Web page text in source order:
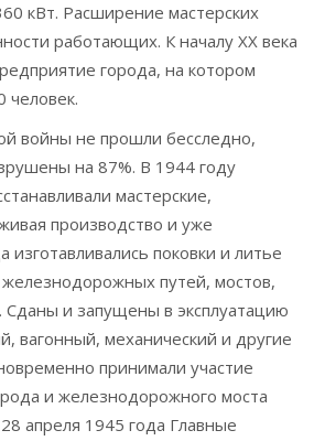
кВт. Расширение мастерских
работающих. К началу XX века
города, на котором
человек.
войны не прошли бесследно,
на 87%. В 1944 году
мастерские,
производство и уже
изготавливались поковки и литье
железнодорожных путей, мостов,
Сданы и запущены в эксплуатацию
вагонный, механический и другие
принимали участие
и железнодорожного моста
апреля 1945 года Главные